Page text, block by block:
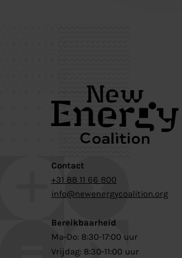
Contact
+31 88 11 66 800
info@newenergycoalition.org
Bereikbaarheid
Ma-Do: 8:30-17:00 uur
Vrijdag: 8:30-11:00 uur